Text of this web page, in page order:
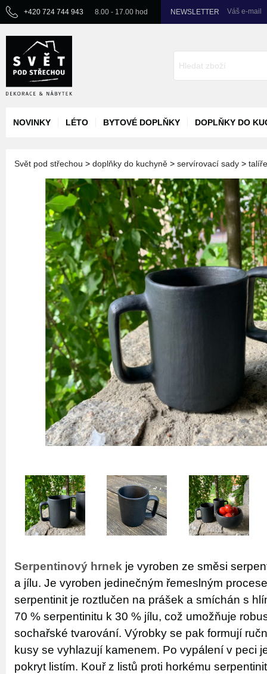
+420 724 744 943 8.00 - 17.00 hod NEWSLETTER Váš e-mail
NOVINKY LÉTO BYTOVÉ DOPLŇKY DOPLŇKY DO
Svět pod střechou > doplňky do kuchyně > servírovací sady >
Serpentinový hrnek je vyroben ze směsi
a jílu. Je vyroben jedinečným řemeslným
serpentinit je roztlučen na prášek a smíchán s
70 % serpentinitu k 30 % jílu, což umožňuje
sochařské tvarování. Výrobky se pak formují
kusy se vyhlazují kamenem. Po vypálení v peci
pokryt listím. Kouř z listů proti horkému